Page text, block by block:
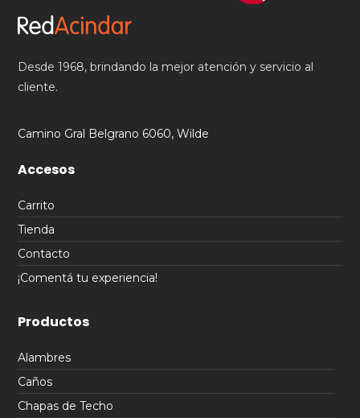
Desde 1968, brindando la mejor atención y servicio al
cliente.
Camino Gral Belgrano 6060, Wilde
Accesos
Carrito
Tienda
Contacto
¡Comentá tu experiencia!
Productos
Alambres
Caños
Chapas de Techo